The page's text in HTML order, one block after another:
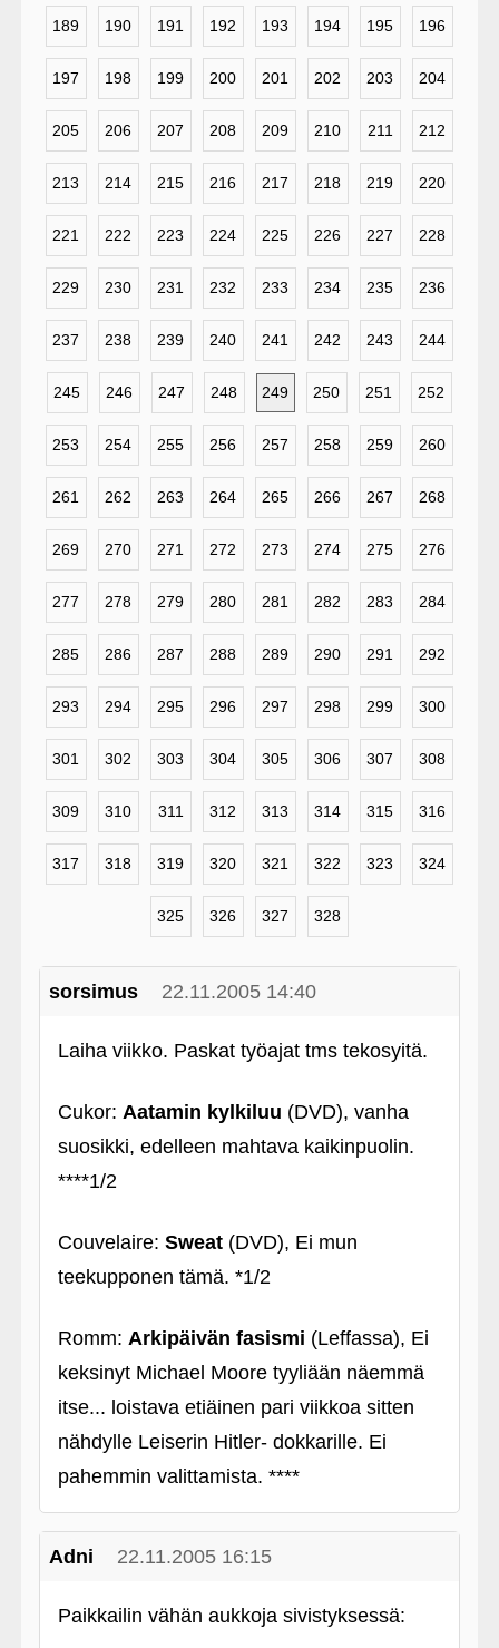
189 190 191 192 193 194 195 196
197 198 199 200 201 202 203 204
205 206 207 208 209 210 211 212
213 214 215 216 217 218 219 220
221 222 223 224 225 226 227 228
229 230 231 232 233 234 235 236
237 238 239 240 241 242 243 244
245 246 247 248 249 250 251 252
253 254 255 256 257 258 259 260
261 262 263 264 265 266 267 268
269 270 271 272 273 274 275 276
277 278 279 280 281 282 283 284
285 286 287 288 289 290 291 292
293 294 295 296 297 298 299 300
301 302 303 304 305 306 307 308
309 310 311 312 313 314 315 316
317 318 319 320 321 322 323 324
325 326 327 328
sorsimus 22.11.2005 14:40
Laiha viikko. Paskat työajat tms tekosyitä.
Cukor: Aatamin kylkiluu (DVD), vanha
suosikki, edelleen mahtava kaikinpuolin.
****1/2
Couvelaire: Sweat(DVD), Ei mun
teekupponen tämä. *1/2
Romm: Arkipäivän fasismi (Leffassa), Ei
keksinyt Michael Moore tyyliään näemmä
itse... loistava etiäinen pari viikkoa sitten
nähdylle Leiserin Hitler- dokkarille. Ei
pahemmin valittamista. ****
Adni 22.11.2005 16:15
Paikkailin vähän aukkoja sivistyksessä: